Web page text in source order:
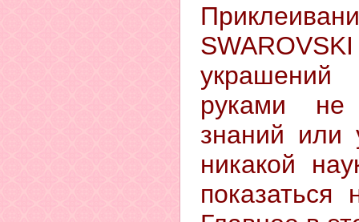
SWAROVSKI
руками не
знаний или
никакой
показаться